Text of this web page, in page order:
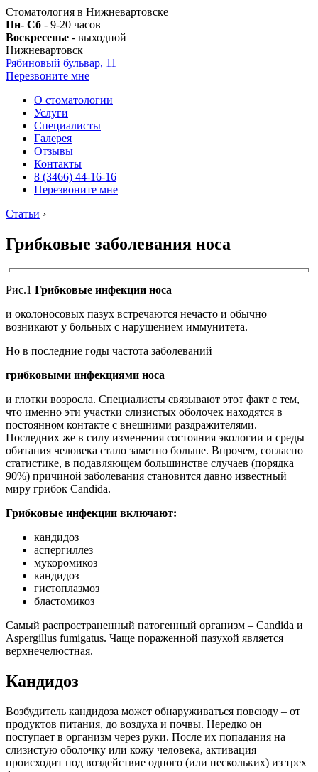
Стоматология в Нижневартовске
Пн- Сб - 9-20 часов
Воскресенье - выходной
Нижневартовск
Рябиновый бульвар, 11
Перезвоните мне
О стоматологии
Услуги
Специалисты
Галерея
Отзывы
Контакты
8 (3466) 44-16-16
Перезвоните мне
Статьи ›
Грибковые заболевания носа
Рис.1 Грибковые инфекции носа
и околоносовых пазух встречаются нечасто и обычно
возникают у больных с нарушением иммунитета.
Но в последние годы частота заболеваний
грибковыми инфекциями носа
и глотки возросла. Специалисты связывают этот факт с тем,
что именно эти участки слизистых оболочек находятся в
постоянном контакте с внешними раздражителями.
Последних же в силу изменения состояния экологии и среды
обитания человека стало заметно больше. Впрочем, согласно
статистике, в подавляющем большинстве случаев (порядка
90%) причиной заболевания становится давно известный
миру грибок Candida.
Грибковые инфекции включают:
кандидоз
аспергиллез
мукоромикоз
кандидоз
гистоплазмоз
бластомикоз
Самый распространенный патогенный организм – Candida и
Aspergillus fumigatus. Чаще пораженной пазухой является
верхнечелюстная.
Кандидоз
Возбудитель кандидоза может обнаруживаться повсюду – от
продуктов питания, до воздуха и почвы. Нередко он
поступает в организм через руки. После их попадания на
слизистую оболочку или кожу человека, активация
происходит под воздействие одного (или нескольких) из трех